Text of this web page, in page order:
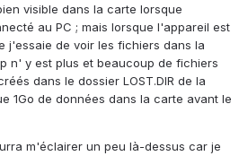
visible dans la carte lorsque
au PC ; mais lorsque l'appareil est
j'essaie de voir les fichiers dans la
n' y est plus et beaucoup de fichiers
dans le dossier LOST.DIR de la
1Go de données dans la carte avant le
m'éclairer un peu là-dessus car je